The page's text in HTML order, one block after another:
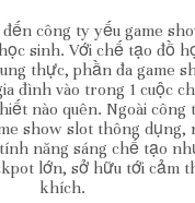
công ty yếu game
sinh. Với chế tạo đồ
thực, phần đa game
đình vào trong 1 cuộc
nào quên. Ngoài công
show slot thông dụng,
năng sáng chế tạo
lớn, sở hữu tới cảm
khích.